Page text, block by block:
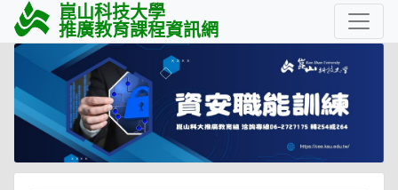
崑山科技大學
推廣教育課程資訊網